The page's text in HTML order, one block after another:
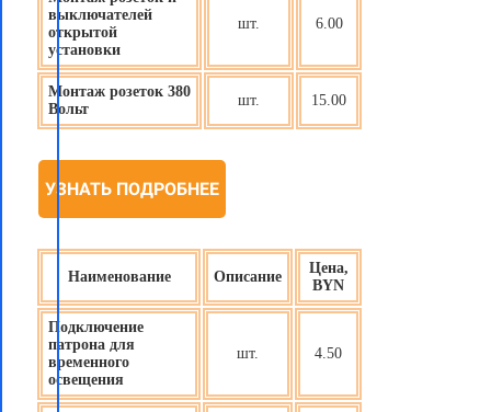
выключателей
открытой
установки
шт. 6.00
Монтаж розеток 380
Вольт
шт. 15.00
УЗНАТЬ ПОДРОБНЕЕ
Наименование Описание
Цена,
BYN
Подключение
патрона для
временного
освещения
шт. 4.50